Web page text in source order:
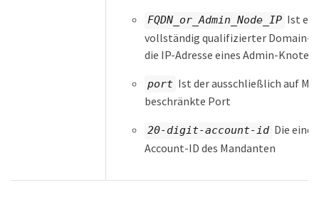
FQDN_or_Admin_Node_IP Ist ein
vollständig qualifizierter Domain-
die IP-Adresse eines Admin-
port Ist der ausschließlich auf
beschränkte Port
20-digit-account-id Die
Account-ID des Mandanten